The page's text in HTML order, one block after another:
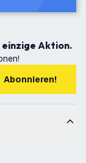
einzige Aktion.
Abonnieren!